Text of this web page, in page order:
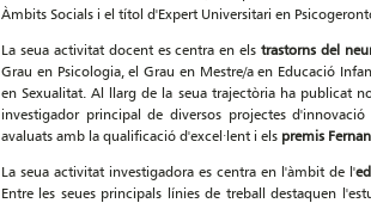
Àmbits Socials i el títol d'Expert Universitari en
La seua activitat docent es centra en elstrastorns del
Grau en Psicologia, el Grau en Mestre/a en Educació
en Sexualitat. Al llarg de la seua trajectòria ha publicat
investigador principal de diversos projectes
avaluats amb la qualificació d'excel·lent i els premis
La seua activitat investigadora es centra en l'àmbit de l'
Entre les seues principals línies de treball destaquen